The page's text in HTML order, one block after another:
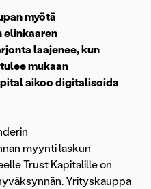
myötä
elinkaaren
laajenee, kun
mukaan
aikoo digitalisoida
myynti laskun
Trust Kapitalille on
Yrityskauppa